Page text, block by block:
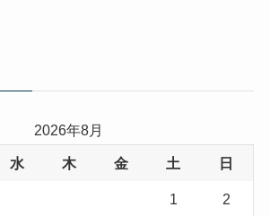
2026年8月
水 木 金 土 日
1 2